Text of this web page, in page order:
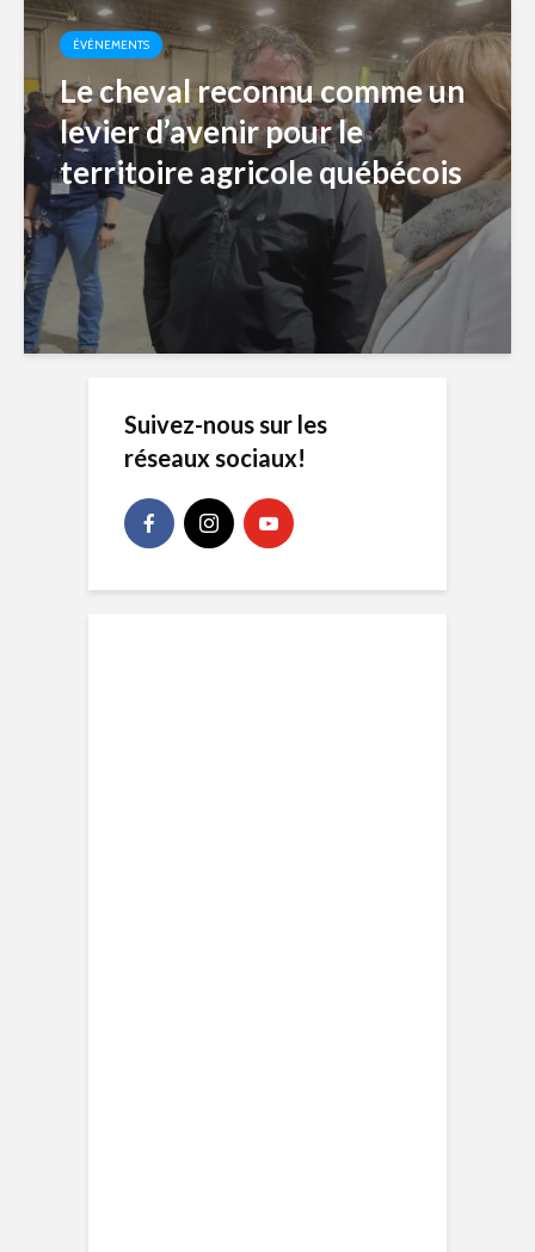
ÉVÉNEMENTS
Le cheval reconnu comme un
levier d’avenir pour le
territoire agricole québécois
Suivez-nous sur les
réseaux sociaux!